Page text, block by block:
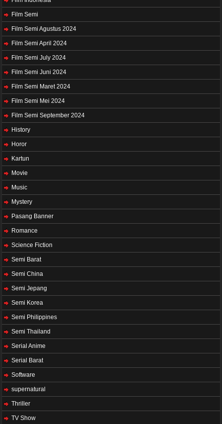
Film Semi
Film Semi Agustus 2024
Film Semi April 2024
Film Semi July 2024
Film Semi Juni 2024
Film Semi Maret 2024
Film Semi Mei 2024
Film Semi September 2024
History
Horor
Kartun
Movie
Music
Mystery
Pasang Banner
Romance
Science Fiction
Semi Barat
Semi China
Semi Jepang
Semi Korea
Semi Philippines
Semi Thailand
Serial Anime
Serial Barat
Software
supernatural
Thriller
TV Show